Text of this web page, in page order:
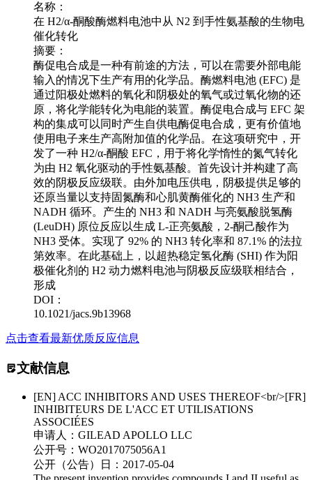
名称：
在 H2/α-酮酸酶燃料电池中从 N2 到手性氨基酸的生物电
催化转化
摘要：
酶促电合成是一种有前途的方法，可以在需要外部电能
输入的情况下生产有用的化学品。酶燃料电池 (EFC) 是
通过阳极处燃料的氧化和阴极处的氧气或过氧化物的还
原，将化学能转化为电能的装置。酶促电合成与 EFC 架
构的集成可以同时产生自供电酶促电合成，更有价值地
使用电子来生产高附加值的化学品。在这项研究中，开
发了一种 H2/α-酮酸 EFC，用于将化学惰性的氮气转化
为由 H2 氧化驱动的手性氨基酸。首先设计并构建了高
效的阴极反应级联。由外加电压供电，阴极提供足够的
还原当量以支持固氮酶和心肌黄酶催化的 NH3 生产和
NADH 循环。产生的 NH3 和 NADH 与亮氨酸脱氢酶
(LeuDH) 原位反应以生成 L-正亮氨酸，2-酮己酸作为
NH3 受体。实现了 92% 的 NH3 转化率和 87.1% 的法拉
第效率。在此基础上，以超热稳定氢化酶 (SHI) 作为阳
极催化剂的 H2 动力燃料电池与阴极反应级联相结合，
形成
DOI：
10.1021/jacs.9b13968
点击查看最新优质反应信息
文献信息
[EN] ACC INHIBITORS AND USES THEREOF<br/>[FR]
INHIBITEURS DE L'ACC ET UTILISATIONS
ASSOCIÉES
申请人： GILEAD APOLLO LLC
公开号： WO2017075056A1
公开（公告）日： 2017-05-04